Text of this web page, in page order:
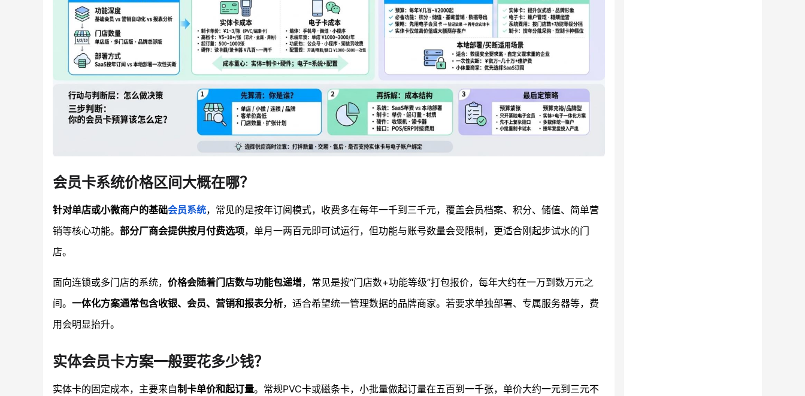
会员卡系统价格区间大概在哪？
针对单店或小微商户的基础会员系统，常见的是按年订阅模式，收费多在每年一千到三千元，覆盖会员档案、积分、储值、简单营
销等核心功能。 部分厂商会提供按月付费选项，单月一两百元即可试运行，但功能与账号数量会受限制，更适合刚起步试水的门
店。
面向连锁或多门店的系统， 价格会随着门店数与功能包递增，常见是按“门店数+功能等级”打包报价，每年大约在一万到数万元之
间。 一体化方案通常包含收银、会员、营销和报表分析，适合希望统一管理数据的品牌商家。若要求单独部署、专属服务器等，费
用会明显抬升。
实体会员卡方案一般要花多少钱？
实体卡的固定成本，主要来自制卡单价和起订量。常规PVC卡或磁条卡，小批量做起订量在五百到一千张，单价大约一元到三元不